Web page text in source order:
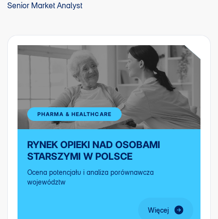
Senior Market Analyst
PHARMA & HEALTHCARE
RYNEK OPIEKI NAD OSOBAMI
STARSZYMI W POLSCE
Ocena potencjału i analiza porównawcza
województw
Więcej